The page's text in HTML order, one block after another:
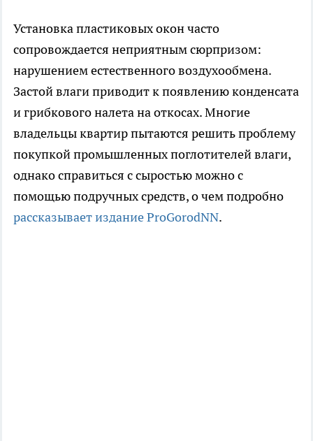
Установка пластиковых окон часто
сопровождается неприятным сюрпризом:
нарушением естественного воздухообмена.
Застой влаги приводит к появлению конденсата
и грибкового налета на откосах. Многие
владельцы квартир пытаются решить проблему
покупкой промышленных поглотителей влаги,
однако справиться с сыростью можно с
помощью подручных средств, о чем подробно
рассказывает издание ProGorodNN.